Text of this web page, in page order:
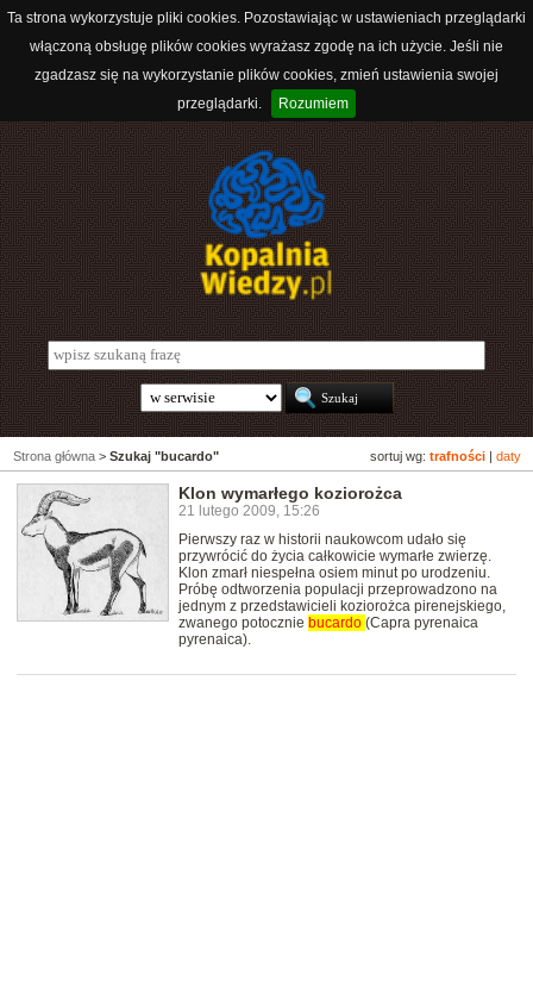
Ta strona wykorzystuje pliki cookies. Pozostawiając w ustawieniach przeglądarki
włączoną obsługę plików cookies wyrażasz zgodę na ich użycie. Jeśli nie
zgadzasz się na wykorzystanie plików cookies, zmień ustawienia swojej
przeglądarki.
Rozumiem
sortuj wg: trafności daty
Strona główna > Szukaj "bucardo"
Klon wymarłego koziorożca
21 lutego 2009, 15:26
Pierwszy raz w historii naukowcom udało się
przywrócić do życia całkowicie wymarłe zwierzę.
Klon zmarł niespełna osiem minut po urodzeniu.
Próbę odtworzenia populacji przeprowadzono na
jednym z przedstawicieli koziorożca pirenejskiego,
zwanego potocznie bucardo (Capra pyrenaica
pyrenaica).